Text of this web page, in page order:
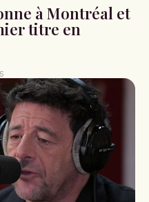
à Montréal et
titre en